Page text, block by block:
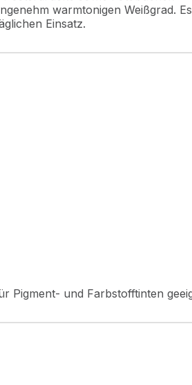
warmtonigen Weißgrad.
Einsatz.
Pigment- und Farbstofftinten